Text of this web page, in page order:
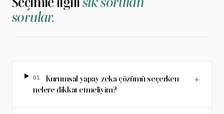
sorular.
01
Kurumsal yapay zeka çözümü seçerken
nelere dikkat etmeliyim?
+